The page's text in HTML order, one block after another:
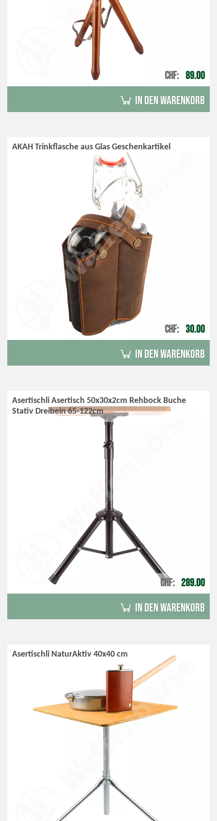
CHF 89.00
in den Warenkorb
AKAH Trinkflasche aus Glas Geschenkartikel
CHF 30.00
in den Warenkorb
Asertischli Asertisch 50x30x2cm Rehbock Buche
Stativ Dreibein 65-122cm
CHF 289.00
in den Warenkorb
Asertischli NaturAktiv 40x40 cm